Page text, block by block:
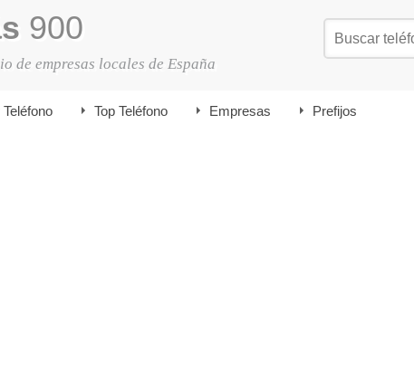
900
de empresas locales de España
Top Teléfono Empresas Prefijos